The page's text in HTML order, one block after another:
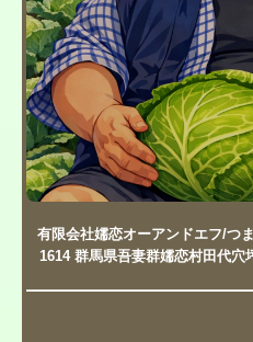
有限会社嬬恋オーアンドエフ/
1614 群馬県吾妻群嬬恋村田代穴